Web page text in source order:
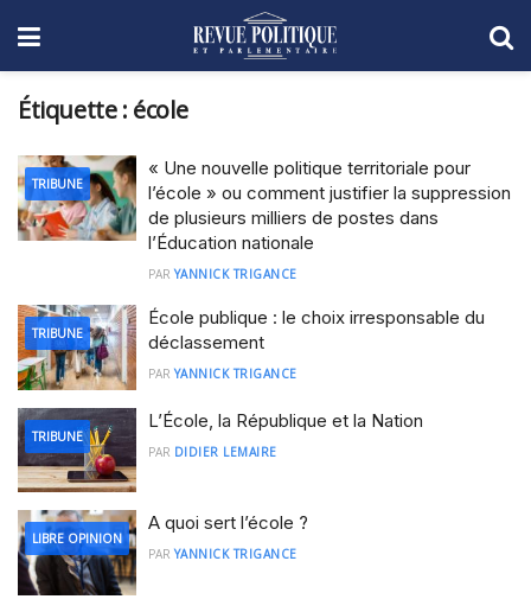
Étiquette : école
TRIBUNE
« Une nouvelle politique territoriale pour
l’école » ou comment justifier la suppression
de plusieurs milliers de postes dans
l’Éducation nationale
PAR YANNICK TRIGANCE
TRIBUNE
École publique : le choix irresponsable du
déclassement
PAR YANNICK TRIGANCE
TRIBUNE
L’École, la République et la Nation
PAR DIDIER LEMAIRE
LIBRE OPINION
A quoi sert l’école ?
PAR YANNICK TRIGANCE